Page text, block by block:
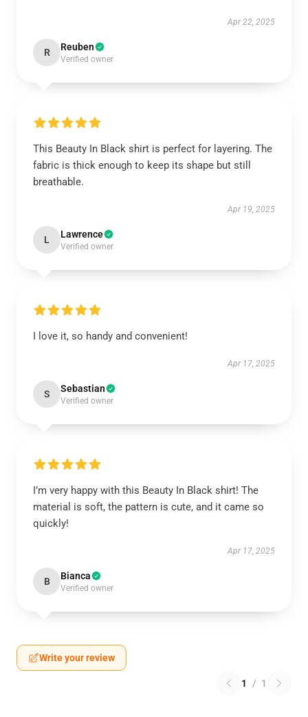
Apr 22, 2025
R Reuben
Verified owner
This Beauty In Black shirt is perfect for layering. The
fabric is thick enough to keep its shape but still
breathable.
Apr 19, 2025
L Lawrence
Verified owner
I love it, so handy and convenient!
Apr 17, 2025
S Sebastian
Verified owner
I’m very happy with this Beauty In Black shirt! The
material is soft, the pattern is cute, and it came so
quickly!
Apr 17, 2025
B Bianca
Verified owner
Write your review
1 / 1